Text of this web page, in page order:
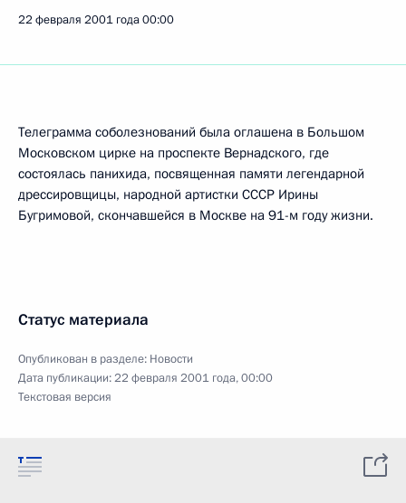
22 февраля 2001 года00:00
Телеграмма соболезнований была оглашена в Большом
Московском цирке на проспекте Вернадского, где
состоялась панихида, посвященная памяти легендарной
дрессировщицы, народной артистки СССР Ирины
Бугримовой, скончавшейся в Москве на 91-м году жизни.
Статус материала
Опубликован в разделе: Новости
Дата публикации:22 февраля 2001 года, 00:00
Текстовая версия